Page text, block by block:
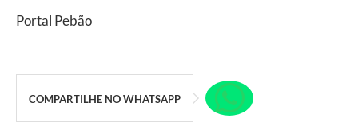
Portal Pebão
COMPARTILHE NO WHATSAPP